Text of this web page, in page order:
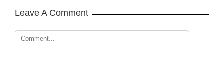
Leave A Comment